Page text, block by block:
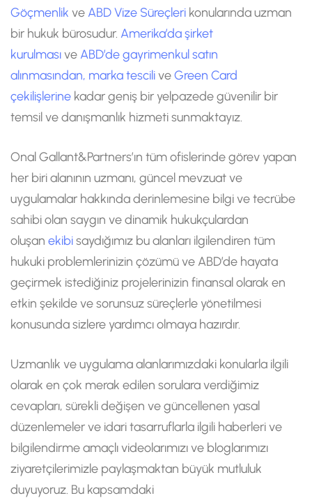
Göçmenlik ve ABD Vize Süreçleri konularında uzman
bir hukuk bürosudur. Amerika’da şirket
kurulmasıve ABD’de gayrimenkul satın
alınmasından, marka tesciliveGreen Card
çekilişlerine kadar geniş bir yelpazede güvenilir bir
temsil ve danışmanlık hizmeti sunmaktayız.
Onal Gallant&Partners’ın tüm ofislerinde görev yapan
her biri alanının uzmanı, güncel mevzuat ve
uygulamalar hakkında derinlemesine bilgi ve tecrübe
sahibi olan saygın ve dinamik hukukçulardan
oluşan ekibisaydığımız bu alanları ilgilendiren tüm
hukuki problemlerinizin çözümü ve ABD’de hayata
geçirmek istediğiniz projelerinizin finansal olarak en
etkin şekilde ve sorunsuz süreçlerle yönetilmesi
konusunda sizlere yardımcı olmaya hazırdır.
Uzmanlık ve uygulama alanlarımızdaki konularla ilgili
olarak en çok merak edilen sorulara verdiğimiz
cevapları, sürekli değişen ve güncellenen yasal
düzenlemeler ve idari tasarruflarla ilgili haberleri ve
bilgilendirme amaçlı videolarımızı ve bloglarımızı
ziyaretçilerimizle paylaşmaktan büyük mutluluk
duyuyoruz. Bu kapsamdaki